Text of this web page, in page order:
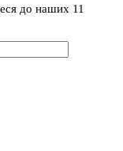
до наших 11